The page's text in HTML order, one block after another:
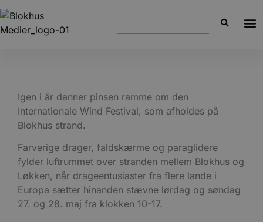
Igen i år danner pinsen ramme om den
Internationale Wind Festival, som afholdes på
Blokhus strand.
Farverige drager, faldskærme og paraglidere
fylder luftrummet over stranden mellem Blokhus og
Løkken, når drageentusiaster fra flere lande i
Europa sætter hinanden stævne lørdag og søndag
27. og 28. maj fra klokken 10-17.